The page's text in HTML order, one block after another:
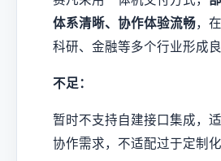
体系清晰、协作体验流畅，
科研、金融等多个行业形成良
不足：
暂时不支持自建接口集成，
协作需求，不适配过于定制化